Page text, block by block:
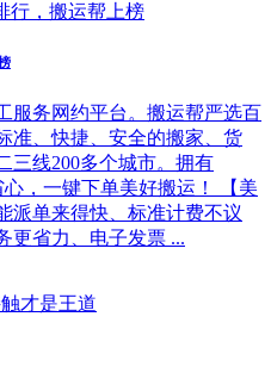
服务网约平台。搬运帮严选百
准、快捷、安全的搬家、货
三线200多个城市。拥有
，一键下单美好搬运！ 【美
派单来得快、标准计费不议
更省力、电子发票 ...